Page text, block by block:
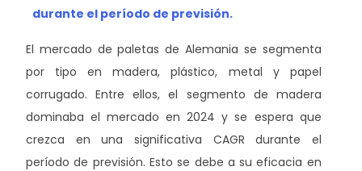
durante el período de previsión.
El mercado de paletas de Alemania se segmenta
por tipo en madera, plástico, metal y papel
corrugado. Entre ellos, el segmento de madera
dominaba el mercado en 2024 y se espera que
crezca en una significativa CAGR durante el
período de previsión. Esto se debe a su eficacia en